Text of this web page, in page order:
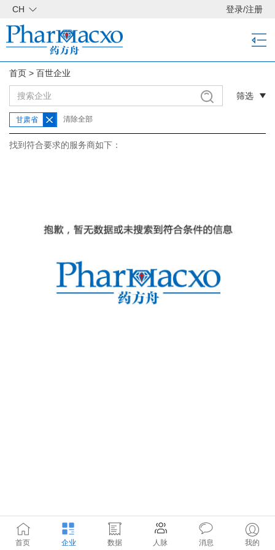
CH 登录/注册
首页 > 百世企业
筛选
甘肃省 清除全部
找到符合要求的服务商如下：
首页 企业 数据 人脉 消息 我的